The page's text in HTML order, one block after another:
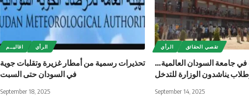
اقاليــم الرأي
تحذيرات رسمية من أمطار غزيرة وتقلبات جوية
في السودان حتى السبت
September 18, 2025
الرأي تقصي الحقائق
جامعة السودان العالمية…
يناشدون الوزارة للتدخل
September 14, 2025